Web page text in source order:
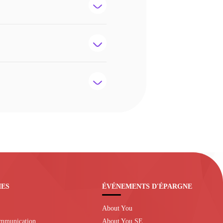
ÉVÉNEMENTS D'ÉPARGNE
About You
About You SE